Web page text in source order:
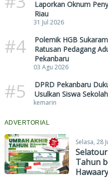
Laporkan Oknum
Riau
31 Jul 2026
#4
Polemik HGB
Ratusan Pedagang
Pekanbaru
03 Agu 2026
#5
DPRD Pekanbaru
Usulkan Siswa
kemarin
ADVERTORIAL
Selasa, 28
Tahun